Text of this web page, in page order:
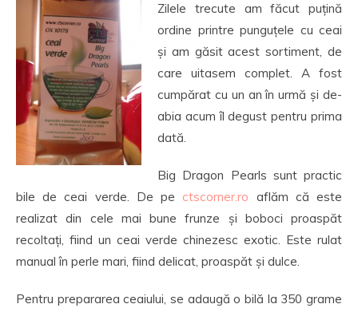
Zilele trecute am făcut puțină
ordine printre punguțele cu ceai
și am găsit acest sortiment, de
care uitasem complet. A fost
cumpărat cu un an în urmă și de-
abia acum îl degust pentru prima
dată.
Big Dragon Pearls sunt practic
bile de ceai verde. De pe ctscorner.ro aflăm că este
realizat din cele mai bune frunze și boboci proaspăt
recoltați, fiind un ceai verde chinezesc exotic. Este rulat
manual în perle mari, fiind delicat, proaspăt și dulce.
Pentru prepararea ceaiului, se adaugă o bilă la 350 grame